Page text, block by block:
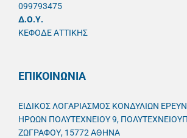
099793475
Δ.Ο.Υ.
ΚΕΦΟΔΕ ΑΤΤΙΚΗΣ
ΕΠΙΚΟΙΝΩΝΙΑ
ΕΙΔΙΚΟΣ ΛΟΓΑΡΙΑΣΜΟΣ ΚΟΝΔΥΛΙΩΝ
ΗΡΩΩΝ ΠΟΛΥΤΕΧΝΕΙΟΥ 9,
ΖΩΓΡΑΦΟΥ, 15772 ΑΘΗΝΑ